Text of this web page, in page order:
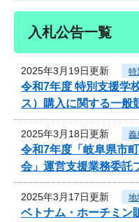
入札公告一覧
2025年3月19日更新 特
令和7年度 特別支援学
ス）購入に関する一般
2025年3月18日更新 義
令和7年度「岐阜県市
会」運営支援業務委託
2025年3月17日更新 地
ベトナム・ホーチミン